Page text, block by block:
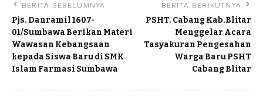
BERITA SEBELUMNYA
Pjs. Danramil 1607-
01/Sumbawa Berikan Materi
Wawasan Kebangsaan
kepada Siswa Baru di SMK
Islam Farmasi Sumbawa
BERITA BERIKUTNYA
PSHT. Cabang Kab.Blitar
Menggelar Acara
Tasyakuran Pengesahan
Warga Baru PSHT
Cabang Blitar